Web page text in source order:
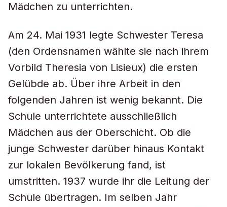
Mädchen zu unterrichten.
Am 24. Mai 1931 legte Schwester Teresa
(den Ordensnamen wählte sie nach ihrem
Vorbild Theresia von Lisieux) die ersten
Gelübde ab. Über ihre Arbeit in den
folgenden Jahren ist wenig bekannt. Die
Schule unterrichtete ausschließlich
Mädchen aus der Oberschicht. Ob die
junge Schwester darüber hinaus Kontakt
zur lokalen Bevölkerung fand, ist
umstritten. 1937 wurde ihr die Leitung der
Schule übertragen. Im selben Jahr